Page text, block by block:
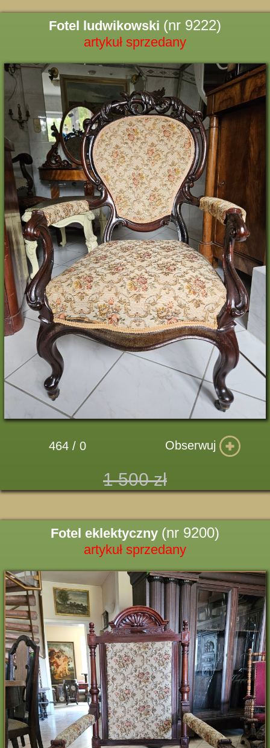
Fotel ludwikowski (nr 9222)
artykuł sprzedany
464 / 0 Obserwuj
1 500 zł
Fotel eklektyczny (nr 9200)
artykuł sprzedany